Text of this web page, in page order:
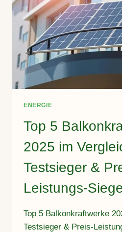
ENERGIE
Top 5
2025 im
Testsieger &
Leistungs-
Top 5 Balkonkraftwerke
Testsieger & Preis-